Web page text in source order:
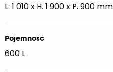
L. 1 010 x H. 1 900 x P. 900 mm
Pojemność
600 L